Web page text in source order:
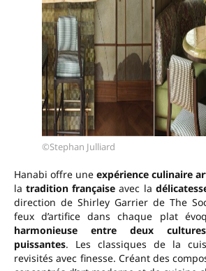
©Stephan Julliard
Hanabi offre une expérience culinaire
latradition française avec la
direction de Shirley Garrier de The
feux d’artifice dans chaque plat
harmonieuse entre deux
puissantes. Les classiques de la
revisités avec finesse. Créant des